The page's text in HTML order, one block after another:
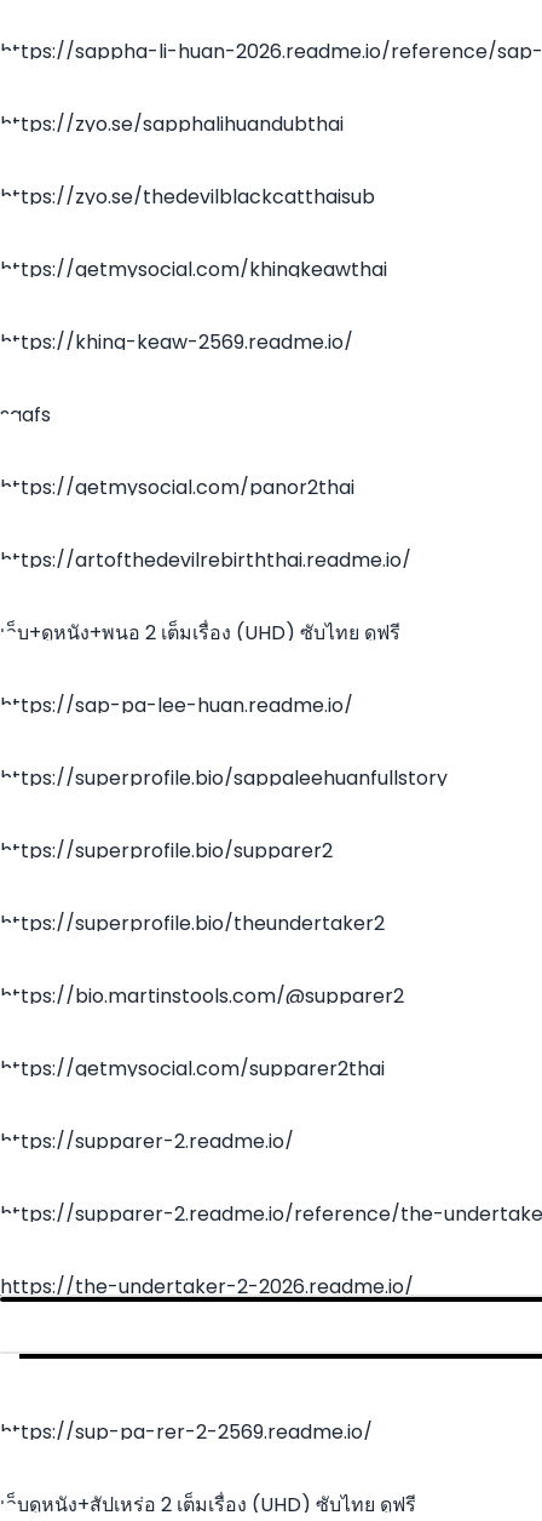
https://sappha-li-huan-2026.readme.io/reference/
https://zyo.se/sapphalihuandubthai
https://zyo.se/thedevilblackcatthaisub
https://getmysocial.com/khingkeawthai
https://khing-keaw-2569.readme.io/
saafs
https://getmysocial.com/panor2thai
https://artofthedevilrebirththai.readme.io/
เว็บ+ดูหนัง+พนอ 2 เต็มเรื่อง (UHD) ซับไทย ดูฟรี
https://sap-pa-lee-huan.readme.io/
https://superprofile.bio/sappaleehuanfullstory
https://superprofile.bio/supparer2
https://superprofile.bio/theundertaker2
https://bio.martinstools.com/@supparer2
https://getmysocial.com/supparer2thai
https://supparer-2.readme.io/
https://supparer-2.readme.io/reference/the-
https://the-undertaker-2-2026.readme.io/
https://sup-pa-rer-2-2569.readme.io/
เว็บดูหนัง+สัปเหร่อ 2 เต็มเรื่อง (UHD) ซับไทย ดูฟรี